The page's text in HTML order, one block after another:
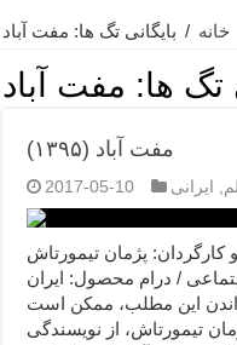
خانه / بایگانی تگ ها: مفت آباد
تگ ها: مفت آباد
مفت آباد (۱۳۹۵)
2017-05-10 ایرانی
نویسنده و کارگردان: پژمان تیمورتاش
/ درام محصول: ایران
خواندن این مطلب، ممکن است
تیمورتاش، از نویسندگی